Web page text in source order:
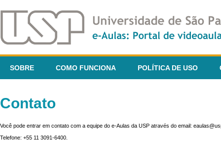
SOBRE COMO FUNCIONA POLÍTICA DE USO
Contato
Você pode entrar em contato com a equipe do e-Aulas da USP através do email:
Telefone: +55 11 3091-6400.